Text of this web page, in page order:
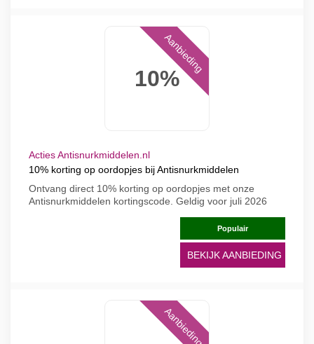
10%
Aanbieding
Acties Antisnurkmiddelen.nl
10% korting op oordopjes bij Antisnurkmiddelen
Ontvang direct 10% korting op oordopjes met onze
Antisnurkmiddelen kortingscode. Geldig voor juli 2026
Populair
BEKIJK AANBIEDING
Aanbieding